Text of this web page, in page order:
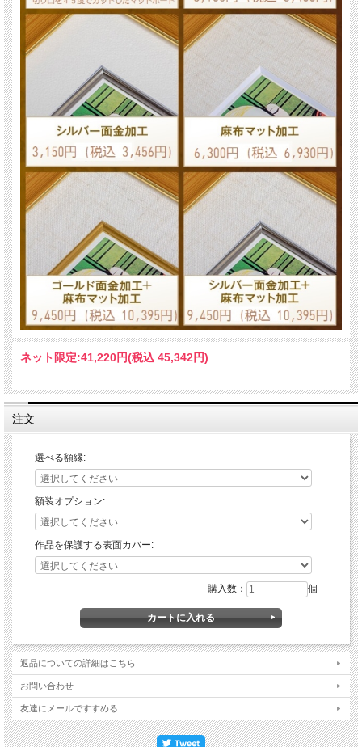
ネット限定:41,220円(税込 45,342円)
注文
選べる額縁:
額装オプション:
作品を保護する表面カバー:
購入数： 個
返品についての詳細はこちら
お問い合わせ
友達にメールですすめる